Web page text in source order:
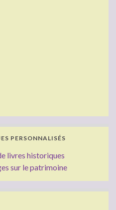
PERSONNALISÉS
livres historiques
sur le patrimoine